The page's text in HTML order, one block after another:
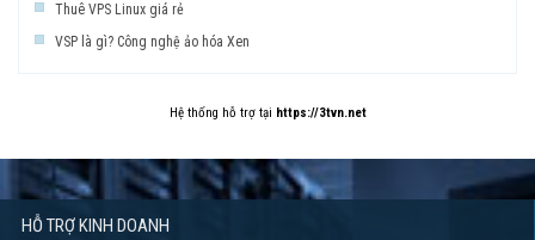
Thuê VPS Linux giá rẻ
VSP là gì? Công nghệ ảo hóa Xen
Hệ thống hỗ trợ tại https://3tvn.net
HỖ TRỢ KINH DOANH